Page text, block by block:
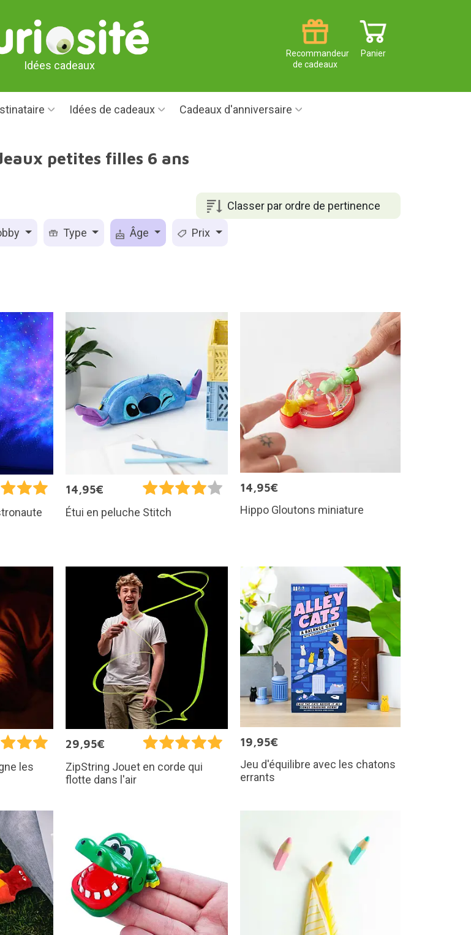
Idées cadeaux
Panier
Recommandeur
de cadeaux
Idées de cadeaux Cadeaux d'anniversaire
petites filles 6 ans
Classer par ordre de pertinence
Type Âge Prix
14,95€
Étui en peluche Stitch
14,95€
Hippo Gloutons miniature
les
29,95€
ZipString Jouet en corde qui
flotte dans l'air
19,95€
Jeu d'équilibre avec les chatons
errants